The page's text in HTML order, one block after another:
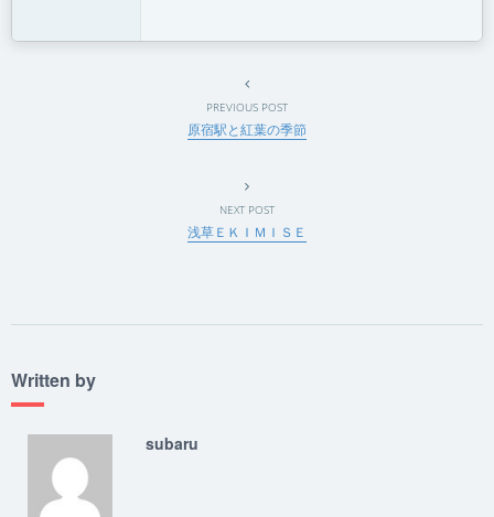
PREVIOUS POST
原宿駅と紅葉の季節
NEXT POST
浅草ＥＫＩＭＩＳＥ
Written by
subaru